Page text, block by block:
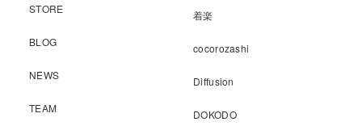
STORE
BLOG
NEWS
TEAM
着楽
cocorozashi
Diffusion
DOKODO